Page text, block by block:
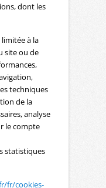
dont les
à la
site ou de
techniques
de la
analyse
le compte
statistiques
fr/cookies-